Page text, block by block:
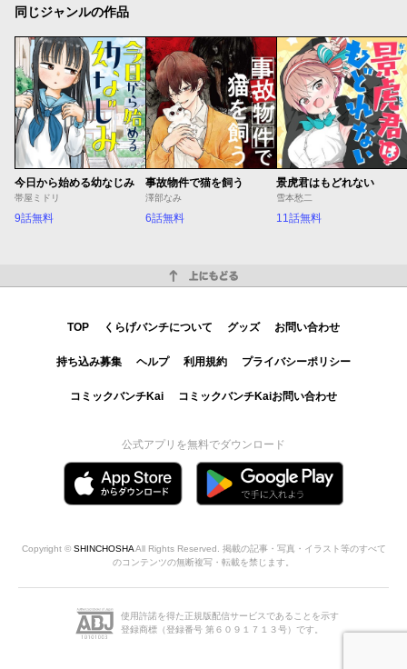
同じジャンルの作品
今日から始める幼なじみ
帯屋ミドリ
9話無料
事故物件で猫を飼う
澤部なみ
6話無料
景虎君はもどれない
雪本愁二
11話無料
TOP くらげバンチについて グッズ お問い合わせ
持ち込み募集 ヘルプ 利用規約 プライバシーポリシー
コミックバンチKai コミックバンチKaiお問い合わせ
公式アプリを無料でダウンロード
Copyright © SHINCHOSHAAll Rights Reserved. 掲載の記事・写真・イラスト等のすべて
のコンテンツの無断複写・転載を禁じます。
使用許諾を得た正規版配信サービスであることを示す
登録商標（登録番号 第６０９１７１３号）です。